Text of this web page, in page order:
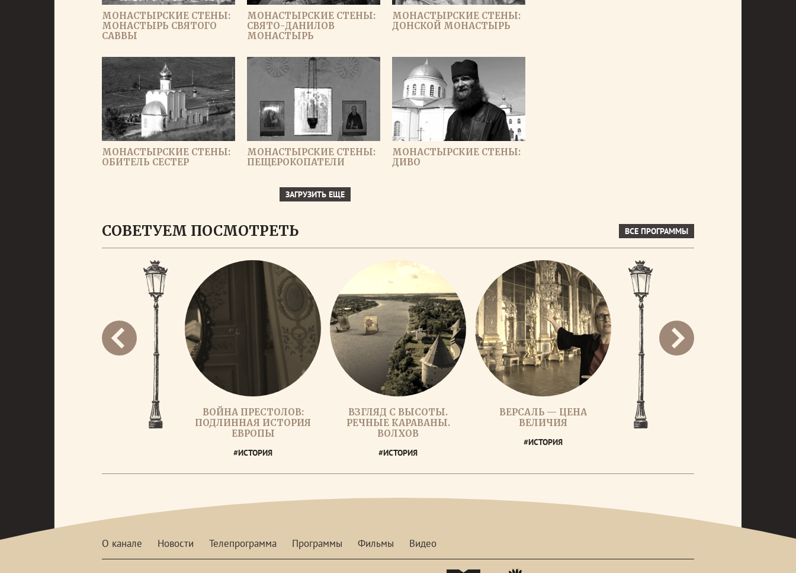
МОНАСТЫРСКИЕ СТЕНЫ:
МОНАСТЫРЬ СВЯТОГО
САВВЫ
МОНАСТЫРСКИЕ СТЕНЫ:
СВЯТО-ДАНИЛОВ
МОНАСТЫРЬ
МОНАСТЫРСКИЕ СТЕНЫ:
ДОНСКОЙ МОНАСТЫРЬ
МОНАСТЫРСКИЕ СТЕНЫ:
ОБИТЕЛЬ СЕСТЕР
МОНАСТЫРСКИЕ СТЕНЫ:
ПЕЩЕРОКОПАТЕЛИ
МОНАСТЫРСКИЕ СТЕНЫ:
ДИВО
ЗАГРУЗИТЬ ЕЩЕ
СОВЕТУЕМ ПОСМОТРЕТЬ ВСЕ ПРОГРАММЫ
ВОЙНА ПРЕСТОЛОВ:
ПОДЛИННАЯ ИСТОРИЯ
ЕВРОПЫ
#ИСТОРИЯ
ВЗГЛЯД С ВЫСОТЫ.
РЕЧНЫЕ КАРАВАНЫ.
ВОЛХОВ
#ИСТОРИЯ
ВЕРСАЛЬ — ЦЕНА
ВЕЛИЧИЯ
#ИСТОРИЯ
О канале Новости Телепрограмма Программы Фильмы Видео